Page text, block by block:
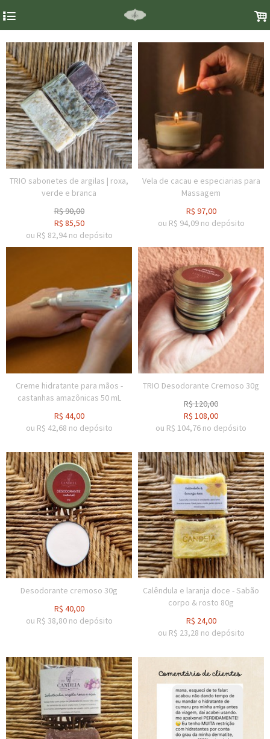
4 .
TRIO sabonetes de argilas | roxa,
verde e branca
R$90,00
R$ 85,50
ou R$ 82,94 no depósito
Vela de cacau e especiarias para
Massagem
R$ 97,00
ou R$ 94,09 no depósito
Creme hidratante para mãos -
castanhas amazônicas 50 mL
R$ 44,00
ou R$ 42,68 no depósito
TRIO Desodorante Cremoso 30g
R$120,00
R$ 108,00
ou R$ 104,76 no depósito
Desodorante cremoso 30g
R$ 40,00
ou R$ 38,80 no depósito
Calêndula e laranja doce - Sabão
corpo & rosto 80g
R$ 24,00
ou R$ 23,28 no depósito